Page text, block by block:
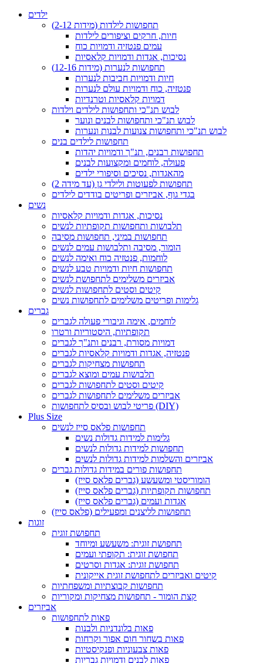
ילדים
תחפושות לילדות (מידות 2-12)
חיות, חרקים וציפורים לילדות
עמים פנטזיה ודמויות כוח
נסיכות, אגדות ודמויות קלאסיות
תחפושות לנערות (מידות 12-16)
חיות ודמויות חביבות לנערות
פנטזיה, כוח ודמויות עולם לנערות
דמויות קלאסיות וטרנדיות
לבוש תנ"כי ותחפושות לילדים וילדות
לבוש תנ"כי ותחפושות לבנים ונוער
לבוש תנ"כי ותחפושות צנועות לבנות ונערות
תחפושות לילדים בנים
תחפושות רבנים, תנ"ך ודמויות יהדות
פעולה, לוחמים ומקצועות לבנים
מהאגדות, נסיכים וסיפורי ילדים
תחפושות לפעוטות ולילדי גן (עד מידה 2)
בגדי גוף, אביזרים ופריטים בודדים לילדים
נשים
נסיכות, אגדות ודמויות קלאסיות
תלבושות ותחפושות תקופתיות לנשים
תחפושות במיני, תחפושות מסיבה
הומור, מסיבה ותלבושות עמים לנשים
לוחמות, פנטזיה כוח ואימה לנשים
תחפושות חיות ודמויות טבע לנשים
אביזרים משלימים לתחפושת לנשים
קיטים וסטים לתחפושות לנשים
גלימות ופריטים משלימים לתחפושות נשים
גברים
לוחמים, אימה וגיבורי פעולה לגברים
תקופתיות, היסטוריות ורטרו
דמויות מסורת, רבנים ותנ"ך לגברים
פנטזיה, אגדות ודמויות קלאסיות לגברים
תחפושות מצחיקות לגברים
תלבושות עמים ומוצא לגברים
קיטים וסטים לתחפושות לגברים
אביזרים משלימים לתחפושות לגברים
פריטי לבוש ובסיס לתחפושות (DIY)
Plus Size
תחפושות פלאס סייז לנשים
גלימות למידות גדולות נשים
תחפושות למידות גדולות לנשים
אביזרים והשלמות למידות גדולות לנשים
תחפושות פורים במידות גדולות גברים
הומוריסטי ומשעשע (גברים פלאס סייז)
תחפושות תקופתיות (גברים פלאס סייז)
אגדות ועמים (גברים פלאס סייז)
תחפושות לליצנים ומפעילים (פלאס סייז)
זוגות
תחפושת זוגית
תחפושת זוגית: משעשע ומיוחד
תחפושת זוגית: תקופתי ועמים
תחפושת זוגית: אגדות וסרטים
קיטים ואביזרים לתחפושת זוגית אייקונית
תחפושות קבוצתיות ומשפחתיות
קצת הומור - תחפושות מצחיקות ומקוריות
אביזרים
פאות לתחפושות
פאות בלונדניות ולבנות
פאות בשחור חום אפור וקרחות
פאות צבעוניות ופנקיסטיות
פאות לבנים ודמויות גבריות